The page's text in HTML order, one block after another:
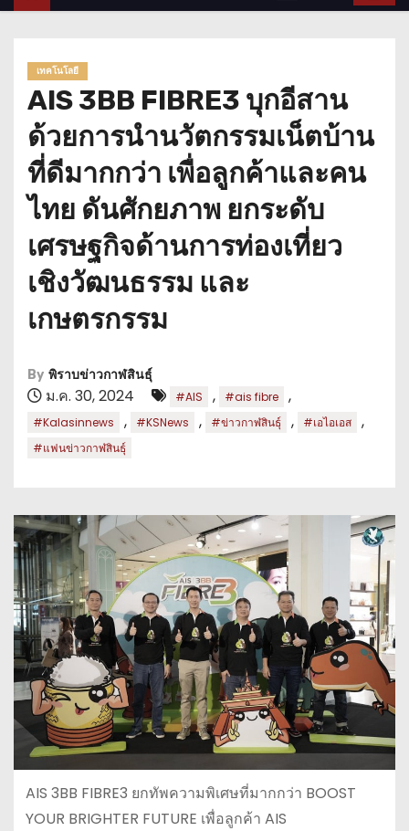
เทคโนโลยี
AIS 3BB FIBRE3 บุกอีสาน
ด้วยการนำนวัตกรรมเน็ตบ้าน
ที่ดีมากกว่า เพื่อลูกค้าและคน
ไทย ดันศักยภาพ ยกระดับ
เศรษฐกิจด้านการท่องเที่ยว
เชิงวัฒนธรรม และ
เกษตรกรรม
By พิราบข่าวกาฬสินธุ์
ม.ค. 30, 2024 #AIS , #ais fibre ,
#Kalasinnews , #KSNews , #ข่าวกาฬสินธุ์ , #เอไอเอส ,
#แฟนข่าวกาฬสินธุ์
AIS 3BB FIBRE3 ยกทัพความพิเศษที่มากกว่า BOOST
YOUR BRIGHTER FUTURE เพื่อลูกค้า AIS